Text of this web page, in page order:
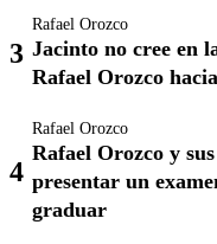
Rafael Orozco
Jacinto no cree en
Rafael Orozco
Rafael Orozco
Rafael Orozco y
presentar un
graduar